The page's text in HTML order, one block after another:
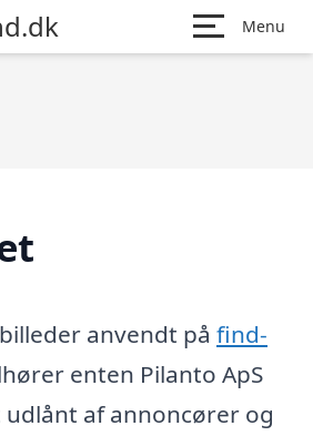
Menu
anvendt på find-
enten Pilanto ApS
af annoncører og